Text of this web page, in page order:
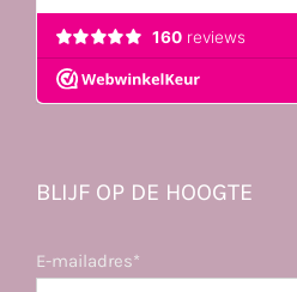
BLIJF OP DE HOOGTE
E-mailadres*